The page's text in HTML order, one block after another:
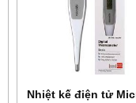
Nhiệt kế điện tử